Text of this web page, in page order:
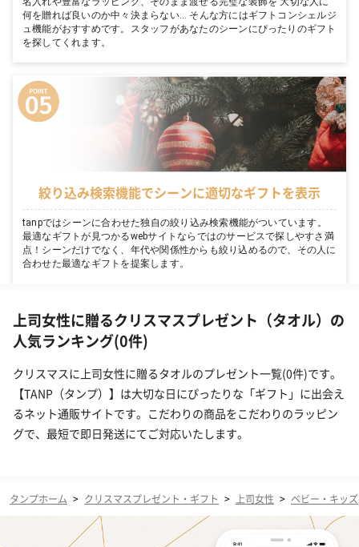
何を贈れば良いのか中々決まらない… そんな方にはギフトコンシェルジ
ュ機能がおすすめです。スタッフがあなたのシーンにぴったりのギフト
を探してくれます。
絞り込み検索機能でシーンに適切なギフトを表示
tanpではシーンに合わせた独自の絞り込み検索機能がついています。
最適なギフトが見つかるwebサイトならではのサービスで探しやすさ満
点！シーンだけでなく、年代や関係性からも絞り込めるので、その人に
合わせた最適なギフトを提案します。
上司女性に贈るクリスマスプレゼント（タオル）の
人気ランキング(0件)
クリスマスに上司女性に贈るタオルのプレゼント一覧(0件)です。
【TANP（タンプ）】は大切な日にぴったりな「ギフト」に出会え
るネット通販サイトです。こだわりの商品をこだわりのラッピン
グで、最短で即日発送にてご対応いたします。
タンプホーム > クリスマスプレゼント・ギフト > 上司女性 > ベビー・キッズ